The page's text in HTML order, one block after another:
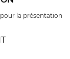
la présentation